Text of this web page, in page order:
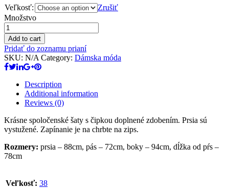
Veľkosť:
Zrušiť
Množstvo
Add to cart
Pridať do zoznamu prianí
SKU: N/A Category: Dámska móda
Description
Additional information
Reviews (0)
Krásne spoločenské šaty s čipkou doplnené zdobením. Prsia sú
vystužené. Zapínanie je na chrbte na zips.
Rozmery: prsia – 88cm, pás – 72cm, boky – 94cm, dĺžka od pŕs –
78cm
Veľkosť: 38